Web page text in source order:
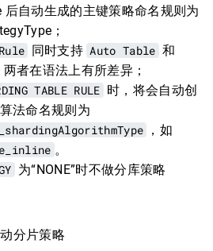
自动生成的主键策略命名规则为
；
同时支持 Auto Table 和
者在语法上有所差异；
TABLE RULE 时，将会自动创
法命名规则为
，如
。
为“NONE”时不做分库策略
分片策略